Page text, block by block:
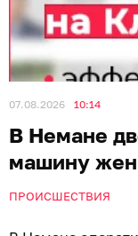
07.08.2026 10:14
В Немане
машину
ПРОИСШЕСТВИЯ